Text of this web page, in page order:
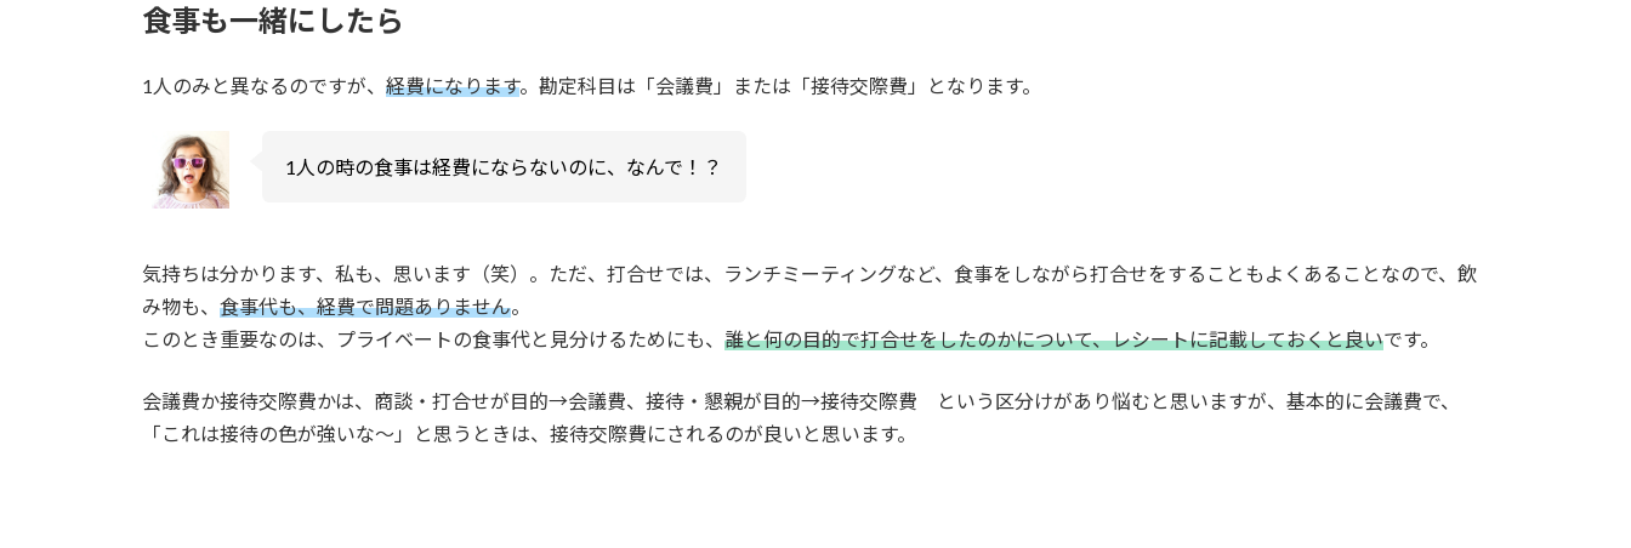
食事も一緒にしたら
1人のみと異なるのですが、 経費になります。勘定科目は「会議費」または「接待交際費」となります。
1人の時の食事は経費にならないのに、なんで！？
気持ちは分かります、私も、思います（笑）。ただ、打合せでは、ランチミーティングなど、食事をしながら打合せをすることもよくあることなので、飲
み物も、 食事代も、経費で問題ありません。
このとき重要なのは、プライベートの食事代と見分けるためにも、 誰と何の目的で打合せをしたのかについて、レシートに記載しておくと良いです。
会議費か接待交際費かは、商談・打合せが目的→会議費、接待・懇親が目的→接待交際費 という区分けがあり悩むと思いますが、基本的に会議費で、
「これは接待の色が強いな～」と思うときは、接待交際費にされるのが良いと思います。